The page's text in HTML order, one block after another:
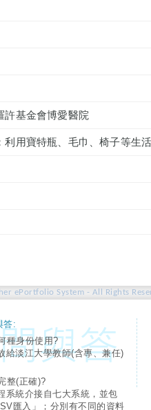
許基金會博愛醫院
利用寶特瓶、毛巾、椅子等生
ePortfolio System - All Rights
答:
種身份使用?
給淡江大學教師(含專、兼任)
整(正確)?
系統介接自七大系統，並包
匯入」；分別有不同的資料